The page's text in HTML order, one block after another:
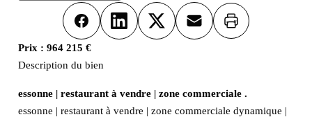
FacebookLinkedInX Email Imprimer
Prix : 964 215 €
Description du bien
essonne | restaurant à vendre | zone commerciale .
essonne | restaurant à vendre | zone commerciale dynamique |